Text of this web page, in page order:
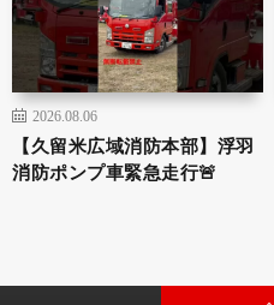
2026.08.06
【久留米広域消防本部】浮羽
消防ポンプ車緊急走行🚨